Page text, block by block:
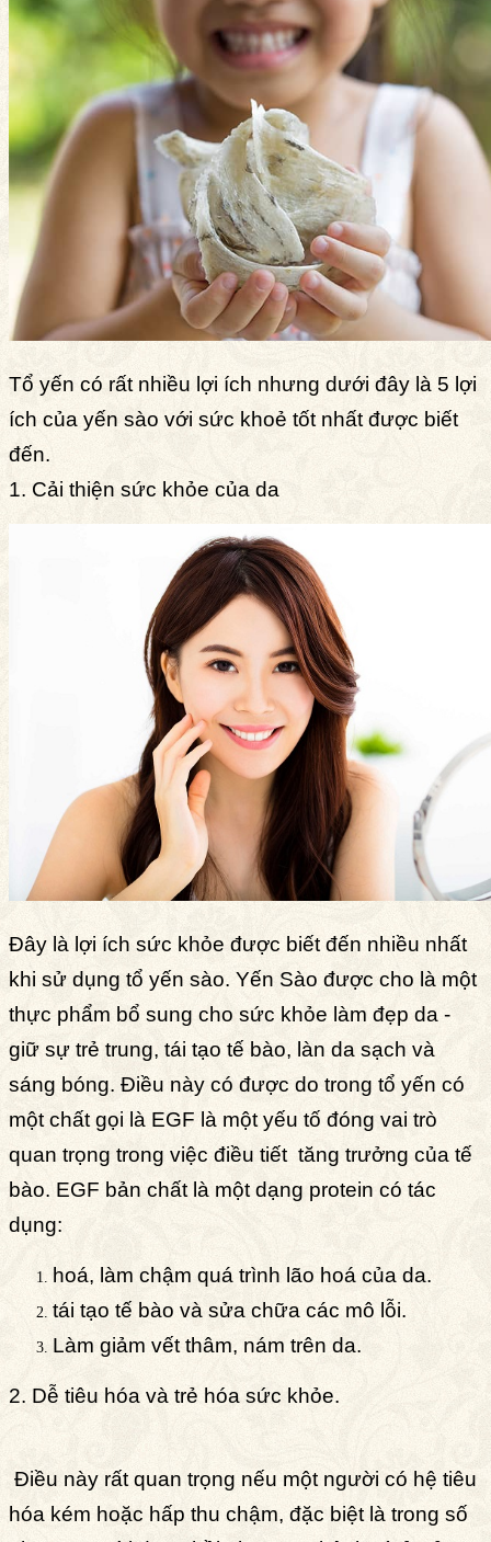
Tổ yến có rất nhiều lợi ích nhưng dưới đây là 5 lợi
ích của yến sào với sức khoẻ tốt nhất được biết
đến.
1. Cải thiện sức khỏe của da
Đây là lợi ích sức khỏe được biết đến nhiều nhất
khi sử dụng tổ yến sào. Yến Sào được cho là một
thực phẩm bổ sung cho sức khỏe làm đẹp da -
giữ sự trẻ trung, tái tạo tế bào, làn da sạch và
sáng bóng. Điều này có được do trong tổ yến có
một chất gọi là EGF là một yếu tố đóng vai trò
quan trọng trong việc điều tiết tăng trưởng của tế
bào. EGF bản chất là một dạng protein có tác
dụng:
hoá, làm chậm quá trình lão hoá của da.
tái tạo tế bào và sửa chữa các mô lỗi.
Làm giảm vết thâm, nám trên da.
2. Dễ tiêu hóa và trẻ hóa sức khỏe.
Điều này rất quan trọng nếu một người có hệ tiêu
hóa kém hoặc hấp thu chậm, đặc biệt là trong số